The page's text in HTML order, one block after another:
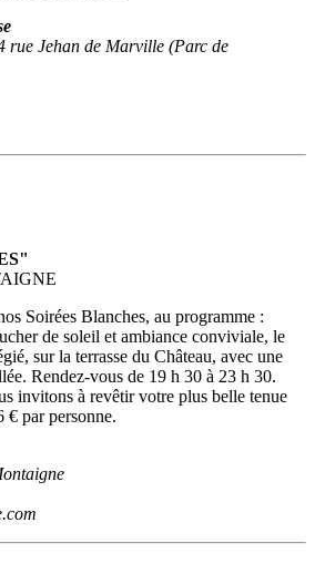
rue Jehan de Marville (Parc de
Soirées Blanches, au programme :
de soleil et ambiance conviviale, le
sur la terrasse du Château, avec une
Rendez-vous de 19 h 30 à 23 h 30.
invitons à revêtir votre plus belle tenue
€ par personne.